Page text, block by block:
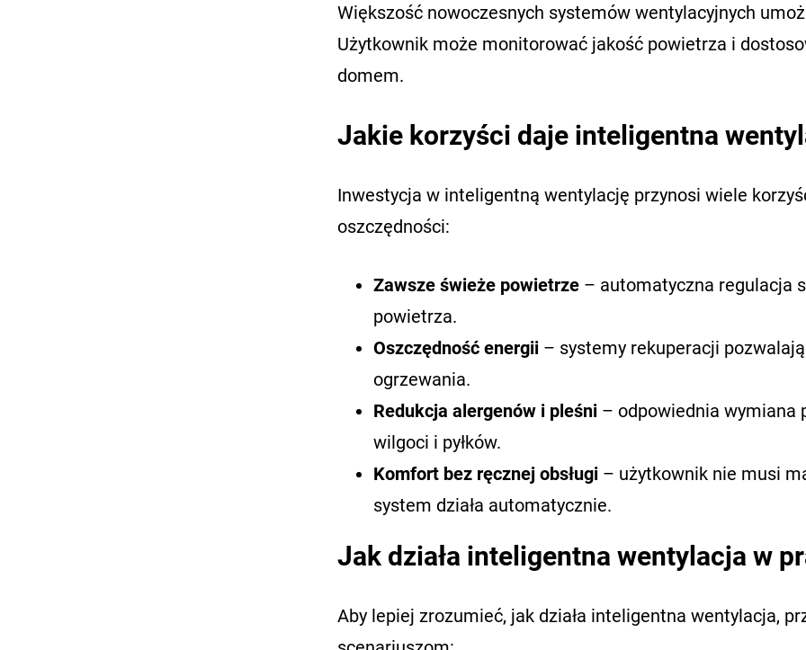
Większość nowoczesnych systemów wentylacyjnych
Użytkownik może monitorować jakość powietrza i
domem.
Jakie korzyści daje inteligentna
Inwestycja w inteligentną wentylację przynosi wiele
oszczędności:
Zawsze świeże powietrze – automatyczna regulacja
powietrza.
Oszczędność energii – systemy rekuperacji
ogrzewania.
Redukcja alergenów i pleśni – odpowiednia wymiana
wilgoci i pyłków.
Komfort bez ręcznej obsługi – użytkownik nie musi
system działa automatycznie.
Jak działa inteligentna wentylacja w
Aby lepiej zrozumieć, jak działa inteligentna wentylacja,